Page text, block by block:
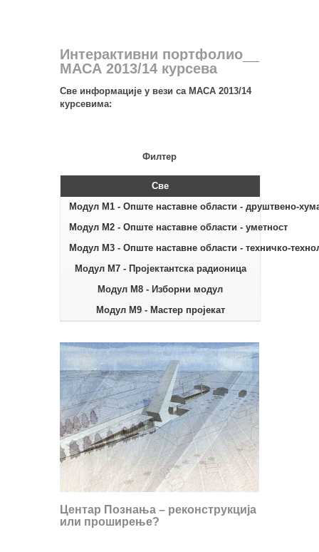
Интерактивни портфолио
MАСА 2013/14 курсева
Све информације у вези са МАСА 2013/14
курсевима:
Филтер
Све
Модул М1 - Oпште наставне области - друштвено-
Модул М2 - Oпште наставне области - уметност
Модул М3 - Oпште наставне области - техничко-
Модул М7 - Пројектантска радионица
Модул М8 - Изборни модул
Модул М9 - Мастер пројекат
Центар Познања – реконструкција
или проширење?